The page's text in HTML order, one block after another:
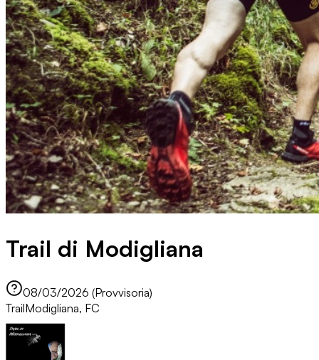
Trail di Modigliana
08/03/2026 (Provvisoria)
TrailModigliana, FC